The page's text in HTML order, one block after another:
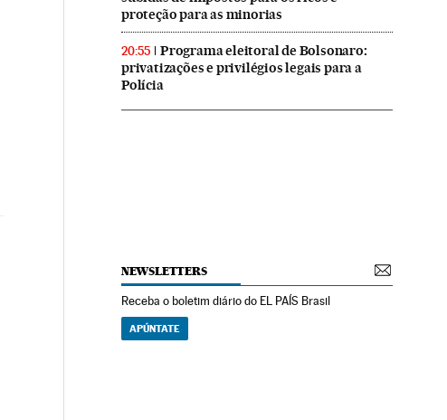
proteção para as minorias
20:55
Programa eleitoral de Bolsonaro:
privatizações e privilégios legais para a
Polícia
NEWSLETTERS
Receba o boletim diário do EL PAÍS Brasil
APÚNTATE